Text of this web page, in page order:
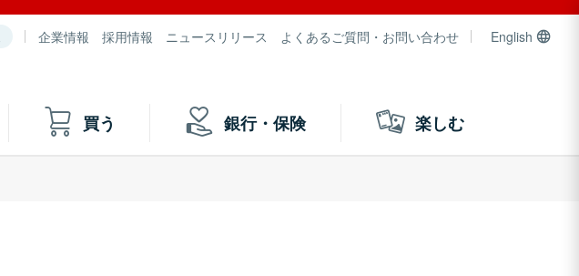
企業情報 採用情報 ニュースリリース よくあるご質問・お問い合わせ English
買う 銀行・保険 楽しむ